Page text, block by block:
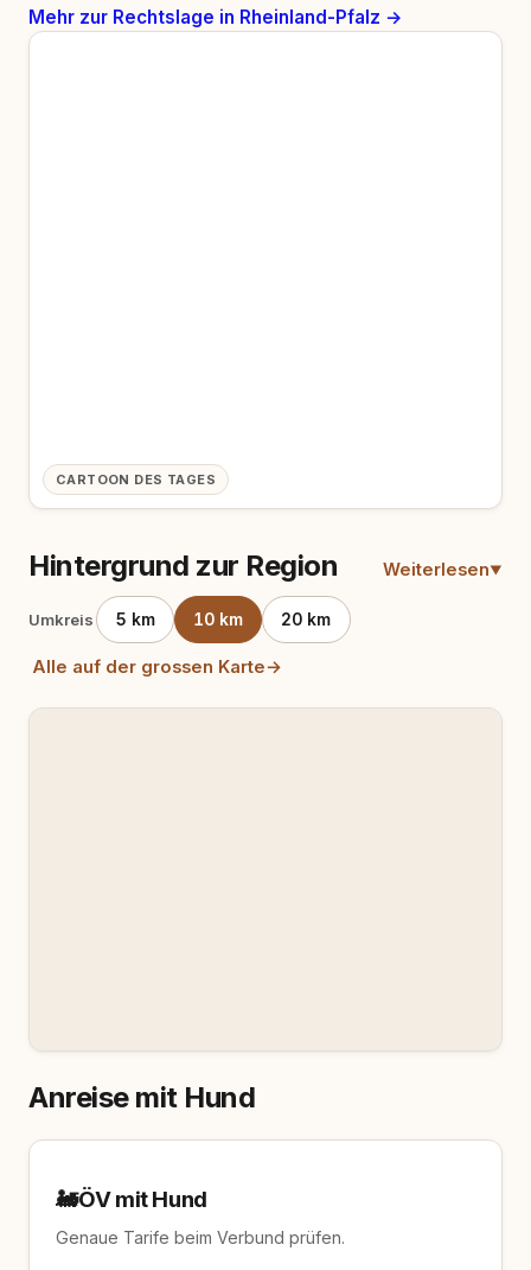
Mehr zur Rechtslage in Rheinland-Pfalz →
Hintergrund zur Region Weiterlesen
CARTOON DES TAGES
Umkreis 5 km 10 km 20 km
Alle auf der grossen Karte→
Anreise mit Hund
🚂ÖV mit Hund
Genaue Tarife beim Verbund prüfen.